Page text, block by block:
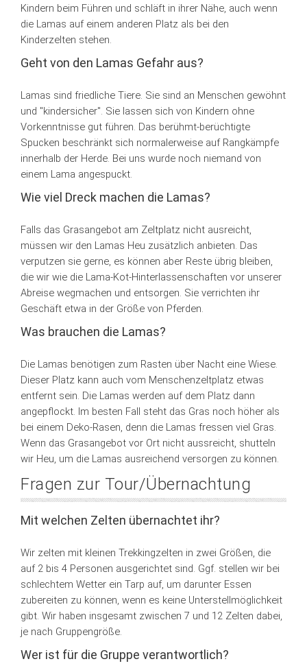
Kindern beim Führen und schläft in ihrer Nähe, auch wenn
die Lamas auf einem anderen Platz als bei den
Kinderzelten stehen.
Geht von den Lamas Gefahr aus?
Lamas sind friedliche Tiere. Sie sind an Menschen gewöhnt
und "kindersicher". Sie lassen sich von Kindern ohne
Vorkenntnisse gut führen. Das berühmt-berüchtigte
Spucken beschränkt sich normalerweise auf Rangkämpfe
innerhalb der Herde. Bei uns wurde noch niemand von
einem Lama angespuckt.
Wie viel Dreck machen die Lamas?
Falls das Grasangebot am Zeltplatz nicht ausreicht,
müssen wir den Lamas Heu zusätzlich anbieten. Das
verputzen sie gerne, es können aber Reste übrig bleiben,
die wir wie die Lama-Kot-Hinterlassenschaften vor unserer
Abreise wegmachen und entsorgen. Sie verrichten ihr
Geschäft etwa in der Größe von Pferden.
Was brauchen die Lamas?
Die Lamas benötigen zum Rasten über Nacht eine Wiese.
Dieser Platz kann auch vom Menschenzeltplatz etwas
entfernt sein. Die Lamas werden auf dem Platz dann
angepflockt. Im besten Fall steht das Gras noch höher als
bei einem Deko-Rasen, denn die Lamas fressen viel Gras.
Wenn das Grasangebot vor Ort nicht aussreicht, shutteln
wir Heu, um die Lamas ausreichend versorgen zu können.
Fragen zur Tour/Übernachtung
Mit welchen Zelten übernachtet ihr?
Wir zelten mit kleinen Trekkingzelten in zwei Größen, die
auf 2 bis 4 Personen ausgerichtet sind. Ggf. stellen wir bei
schlechtem Wetter ein Tarp auf, um darunter Essen
zubereiten zu können, wenn es keine Unterstellmöglichkeit
gibt. Wir haben insgesamt zwischen 7 und 12 Zelten dabei,
je nach Gruppengröße.
Wer ist für die Gruppe verantwortlich?